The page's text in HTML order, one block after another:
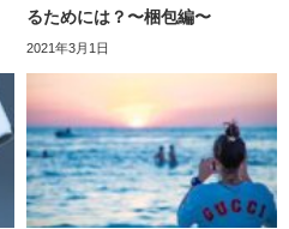
るためには？〜梱包編〜
2021年3月1日